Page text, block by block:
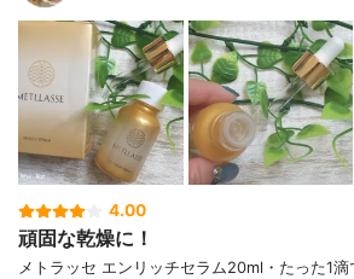
4.00
頑固な乾燥に！
メトラッセ エンリッチセラム20ml・たった1